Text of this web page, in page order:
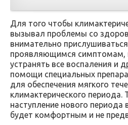
Для того чтобы
вызывал проблемы со
внимательно
проявляющимся симптомам,
устранять все воспаления и
помощи специальных
для обеспечения мягкого
климактерического периода.
наступление нового
будет комфортным и не